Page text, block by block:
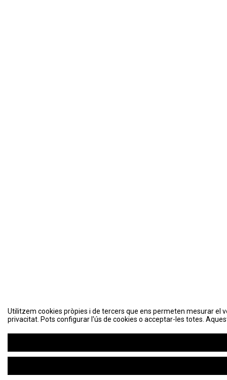
Utilitzem cookies pròpies i de tercers que ens permeten mesurar el
privacitat. Pots configurar l'ús de cookies o acceptar-les totes.
Utilitzem cookies pròpies i de tercers que ens permeten mesurar el
privacitat. Pots configurar l'ús de cookies o acceptar-les totes.